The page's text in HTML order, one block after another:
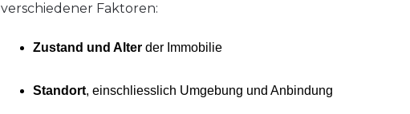
verschiedener Faktoren:
Zustand und Alter der Immobilie
Standort, einschliesslich Umgebung und Anbindung